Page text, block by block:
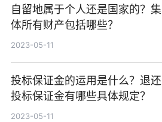
自留地属于个人还是国家的？集
体所有财产包括哪些？
2023-05-11
投标保证金的运用是什么？退还
投标保证金有哪些具体规定？
2023-05-11